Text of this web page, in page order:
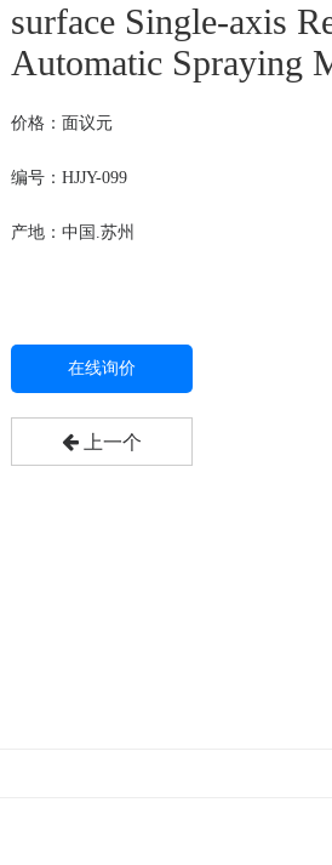
surface Single-axis
Automatic Spraying
价格： 面议元
编号：HJJY-099
产地：中国.苏州
在线询价
上一个